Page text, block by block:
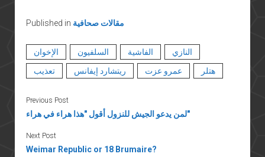
Published in مقالات صحافية
الإخوان السلفيون الفاشية
النازي
تعذيب
ريتشارد إيفانس عمرو عزت هتلر
Previous Post
لمن يدعو الجيش للنزول أقول "هذا هراء في هراء"
Next Post
Weimar Republic or 18 Brumaire?